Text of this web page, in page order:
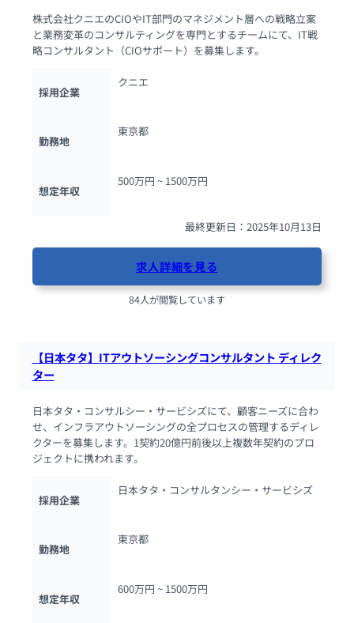
株式会社クニエのCIOやIT部門のマネジメント層への戦略立案
と業務変革のコンサルティングを専門とするチームにて、IT戦
略コンサルタント（CIOサポート）を募集します。
採用企業
クニエ
勤務地
東京都
想定年収
500万円 ~ 1500万円
最終更新日：2025年10月13日
求人詳細を見る
84人が閲覧しています
【日本タタ】ITアウトソーシングコンサルタント ディレク
ター
日本タタ・コンサルシー・サービシズにて、顧客ニーズに合わ
せ、インフラアウトソーシングの全プロセスの管理するディレ
クターを募集します。1契約20億円前後以上複数年契約のプロ
ジェクトに携われます。
採用企業
日本タタ・コンサルタンシー・サービシズ
勤務地
東京都
想定年収
600万円 ~ 1500万円